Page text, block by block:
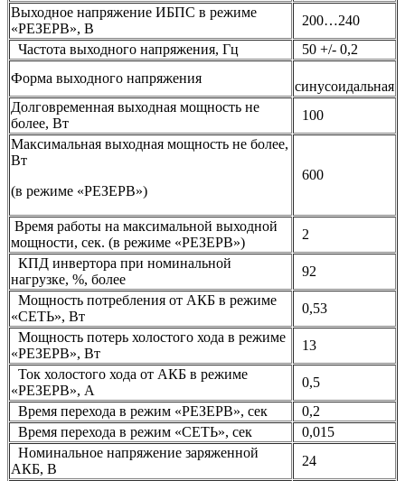
Выходное напряжение ИБПС в режиме
«РЕЗЕРВ», В
200…240
Частота выходного напряжения, Гц
50 +/- 0,2
Форма выходного напряжения
синусоидальная
Долговременная выходная мощность не
более, Вт
100
Максимальная выходная мощность не более,
Вт
(в режиме «РЕЗЕРВ»)
600
Время работы на максимальной выходной
мощности, сек. (в режиме «РЕЗЕРВ»)
2
КПД инвертора при номинальной
нагрузке, %, более
92
Мощность потребления от АКБ в режиме
«СЕТЬ», Вт
0,53
Мощность потерь холостого хода в режиме
«РЕЗЕРВ», Вт
13
Ток холостого хода от АКБ в режиме
«РЕЗЕРВ», А
0,5
Время перехода в режим «РЕЗЕРВ», сек
0,2
Время перехода в режим «СЕТЬ», сек
0,015
Номинальное напряжение заряженной
АКБ, В
24